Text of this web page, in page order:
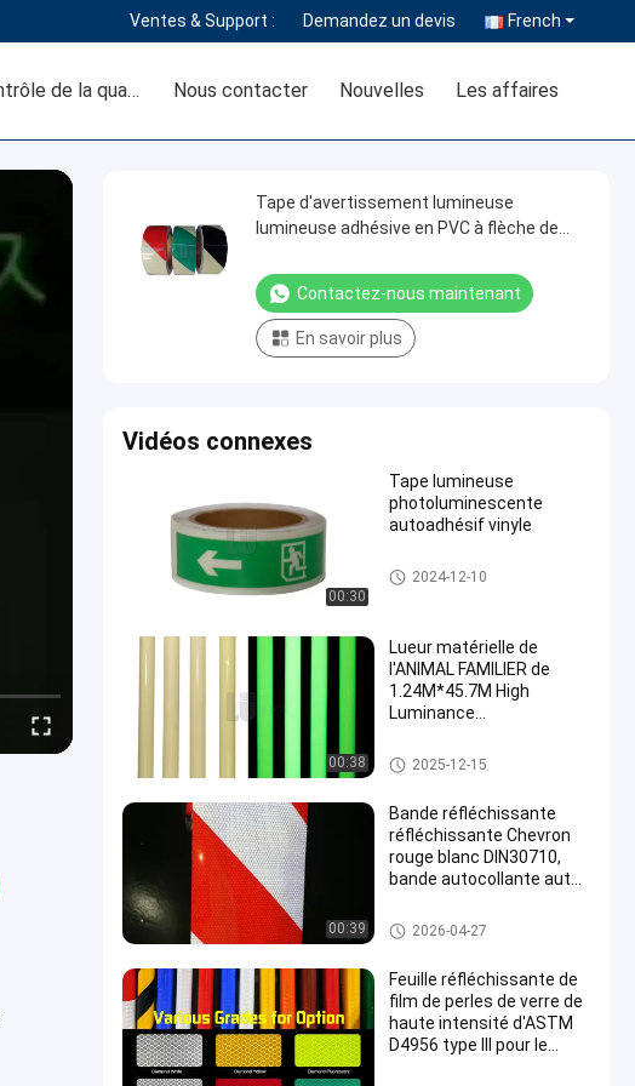
Ventes & Support : Demandez un devis French
Contrôle de la qualité Nous contacter Nouvelles Les affaires
Tape d'avertissement lumineuse
lumineuse adhésive en PVC à flèche de
sécurité
Contactez-nous maintenant
En savoir plus
Vidéos connexes
00:30
Tape lumineuse
photoluminescente
autoadhésif vinyle
Film photoluminescent de viny
le
2024-12-10
00:38
Lueur matérielle de
l'ANIMAL FAMILIER de
1.24M*45.7M High
Luminance
foncé
Film photoluminescent de viny
le
2025-12-15
00:39
Bande réfléchissante
réfléchissante Chevron
rouge blanc DIN30710,
bande autocollante auto-
rouleau réfléchissant
Bande réfléchie d'inscription d
e véhicule
2026-04-27
Feuille réfléchissante de
film de perles de verre de
haute intensité d'ASTM
D4956 type III pour le